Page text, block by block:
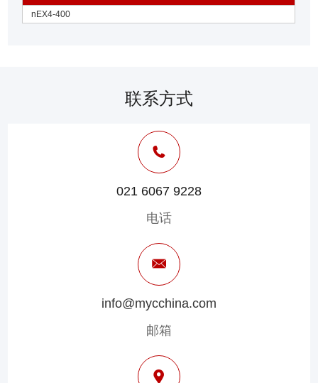
nEX4-400
联系方式
021 6067 9228
电话
info@mycchina.com
邮箱